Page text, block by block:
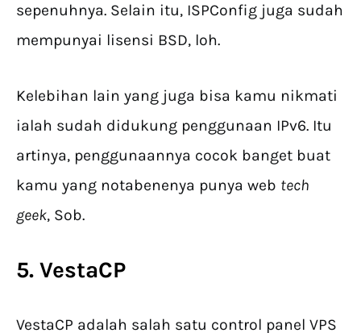
sepenuhnya. Selain itu, ISPConfig juga sudah
mempunyai lisensi BSD, loh.
Kelebihan lain yang juga bisa kamu nikmati
ialah sudah didukung penggunaan IPv6. Itu
artinya, penggunaannya cocok banget buat
kamu yang notabenenya punya web tech
geek, Sob.
5. VestaCP
VestaCP adalah salah satu control panel VPS